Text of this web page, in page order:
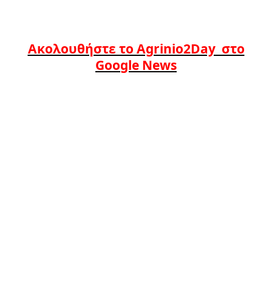
Ακολουθήστε το Agrinio2Day στο
Google News